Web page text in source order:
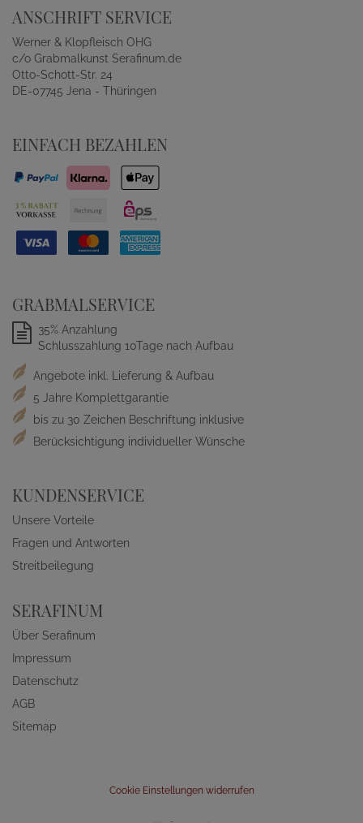
ANSCHRIFT SERVICE
Werner & Klopfleisch OHG
c/o Grabmalkunst Serafinum.de
Otto-Schott-Str. 24
DE-07745 Jena - Thüringen
EINFACH BEZAHLEN
GRABMALSERVICE
35% Anzahlung
Schlusszahlung 10Tage nach Aufbau
Angebote inkl. Lieferung & Aufbau
5 Jahre Komplettgarantie
bis zu 30 Zeichen Beschriftung inklusive
Berücksichtigung individueller Wünsche
KUNDENSERVICE
Unsere Vorteile
Fragen und Antworten
Streitbeilegung
SERAFINUM
Über Serafinum
Impressum
Datenschutz
AGB
Sitemap
Cookie Einstellungen widerrufen